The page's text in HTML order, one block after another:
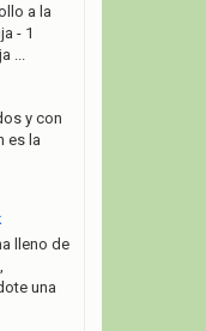
a la
- 1
...
y con
es la
lleno de
una